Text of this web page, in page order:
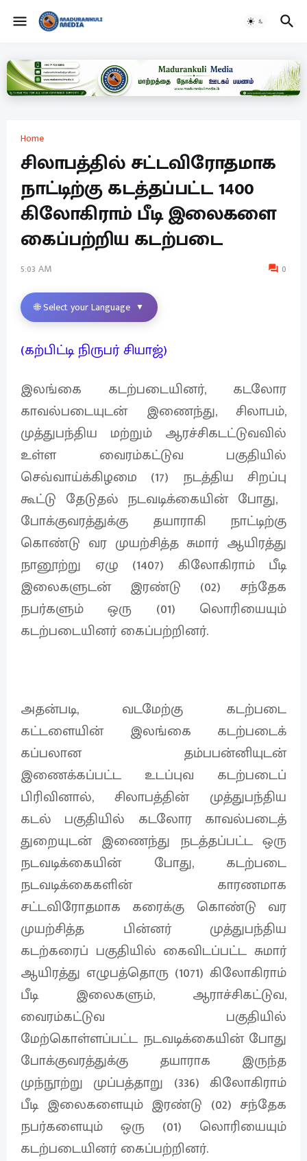
Home
சிலாபத்தில் சட்டவிரோதமாக
நாட்டிற்கு கடத்தப்பட்ட 1400
கிலோகிராம் பீடி இலைகளை
கைப்பற்றிய கடற்படை
5:03 AM 0
🌐 Select your Language ▼
(கற்பிட்டி நிருபர் சியாஜ்)
இலங்கை கடற்படையினர், கடலோர
காவல்படையுடன் இணைந்து, சிலாபம்,
முத்துபந்திய மற்றும் ஆரச்சிகடட்டுவவில்
உள்ள வைரம்கட்டுவ பகுதியில்
செவ்வாய்க்கிழமை (17) நடத்திய சிறப்பு
கூட்டு தேடுதல் நடவடிக்கையின் போது, ​​
போக்குவரத்துக்கு தயாராகி நாட்டிற்கு
கொண்டு வர முயற்சித்த சுமார் ஆயிரத்து
நானூற்று ஏழு (1407) கிலோகிராம் பீடி
இலைகளுடன் இரண்டு (02) சந்தேக
நபர்களும் ஒரு (01) லொரியையும்
கடற்படையினர் கைப்பற்றினர்.
அதன்படி, வடமேற்கு கடற்படை
கட்டளையின் இலங்கை கடற்படைக்
கப்பலான தம்பபன்னியுடன்
இணைக்கப்பட்ட உடப்புவ கடற்படைப்
பிரிவினால், சிலாபத்தின் முத்துபந்திய
கடல் பகுதியில் கடலோர காவல்படைத்
துறையுடன் இணைந்து நடத்தப்பட்ட ஒரு
நடவடிக்கையின் போது, கடற்படை
நடவடிக்கைகளின் காரணமாக
சட்டவிரோதமாக கரைக்கு கொண்டு வர
முயற்சித்த பின்னர் முத்துபந்திய
கடற்கரைப் பகுதியில் கைவிடப்பட்ட சுமார்
ஆயிரத்து எழுபத்தொரு (1071) கிலோகிராம்
பீடி இலைகளும், ஆராச்சிகட்டுவ,
வைரம்கட்டுவ பகுதியில்
மேற்கொள்ளப்பட்ட நடவடிக்கையின் போது
போக்குவரத்துக்கு தயாராக இருந்த
முந்நூற்று முப்பத்தாறு (336) கிலோகிராம்
பீடி இலைகளையும் இரண்டு (02) சந்தேக
நபர்களையும் ஒரு (01) லொரியையும்
கடற்படையினர் கைப்பற்றினர்.